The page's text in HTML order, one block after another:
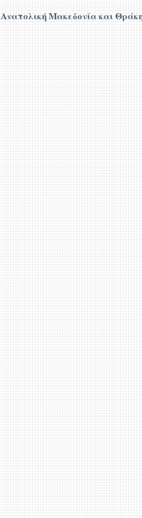
Ανατολική Μακεδονία και